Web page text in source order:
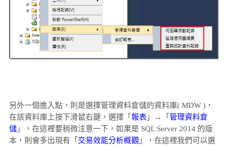
另外一個進入點，則是選擇管理資料倉儲的資料庫( MDW )，
在該資料庫上按下滑鼠右鍵，選擇「 報表 」→「 管理資料倉
儲」，在這裡要稍微注意一下，如果是 SQL Server 2014 的版
本，則會多出現有「 交易效能分析概觀」，在這裡我們可以選